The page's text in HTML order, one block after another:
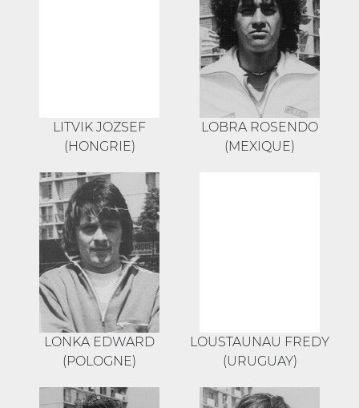
LITVIK JOZSEF
(HONGRIE)
LOBRA ROSENDO
(MEXIQUE)
LONKA EDWARD
(POLOGNE)
LOUSTAUNAU FREDY
(URUGUAY)